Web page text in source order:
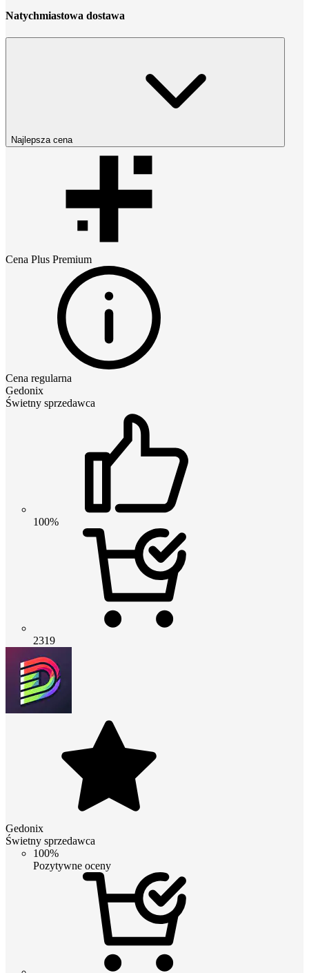
Natychmiastowa dostawa
Najlepsza cena
Cena Plus Premium
Cena regularna
Gedonix
Świetny sprzedawca
100%
2319
Gedonix
Świetny sprzedawca
100%
Pozytywne oceny